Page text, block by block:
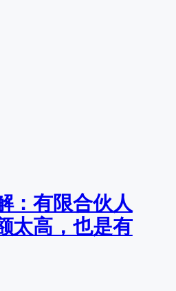
：有限合伙人
太高，也是有